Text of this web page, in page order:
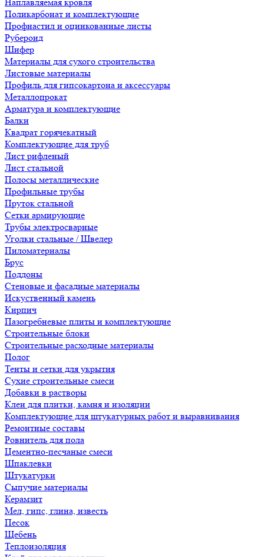
Поликарбонат и комплектующие
Профнастил и оцинкованные листы
Рубероид
Шифер
Материалы для сухого строительства
Листовые материалы
Профиль для гипсокартона и аксессуары
Металлопрокат
Арматура и комплектующие
Балки
Квадрат горячекатный
Комплектующие для труб
Лист рифленый
Лист стальной
Полосы металлические
Профильные трубы
Пруток стальной
Сетки армирующие
Трубы электросварные
Уголки стальные / Швелер
Пиломатериалы
Брус
Поддоны
Стеновые и фасадные материалы
Искуственный камень
Кирпич
Пазогребневые плиты и комплектующие
Строительные блоки
Строительные расходные материалы
Полог
Тенты и сетки для укрытия
Сухие строительные смеси
Добавки в растворы
Клеи для плитки, камня и изоляции
Комплектующие для штукатурных работ и выравнивания
Ремонтные составы
Ровнитель для пола
Цементно-песчаные смеси
Шпаклевки
Штукатурки
Сыпучие материалы
Керамзит
Мел, гипс, глина, известь
Песок
Щебень
Теплоизоляция